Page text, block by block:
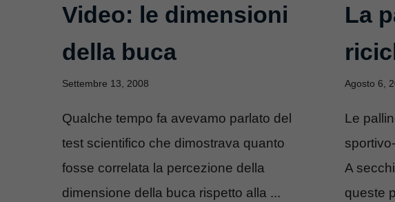
Video: le dimensioni
della buca
Settembre 13, 2008
Qualche tempo fa avevamo parlato del
test scientifico che dimostrava quanto
fosse correlata la percezione della
dimensione della buca rispetto alla ...
La
Agosto 6,
Le
A
queste